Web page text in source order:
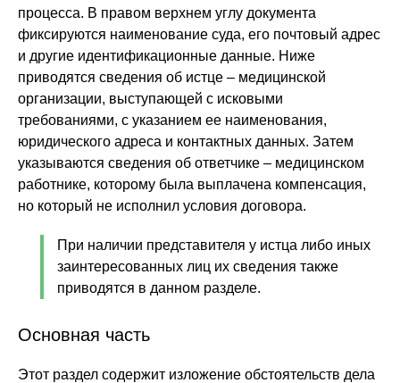
процесса. В правом верхнем углу документа
фиксируются наименование суда, его почтовый адрес
и другие идентификационные данные. Ниже
приводятся сведения об истце – медицинской
организации, выступающей с исковыми
требованиями, с указанием ее наименования,
юридического адреса и контактных данных. Затем
указываются сведения об ответчике – медицинском
работнике, которому была выплачена компенсация,
но который не исполнил условия договора.
При наличии представителя у истца либо иных
заинтересованных лиц их сведения также
приводятся в данном разделе.
Основная часть
Этот раздел содержит изложение обстоятельств дела